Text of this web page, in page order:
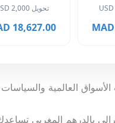
تحويل 2,000 USD
18,627.00 MAD
العالمية